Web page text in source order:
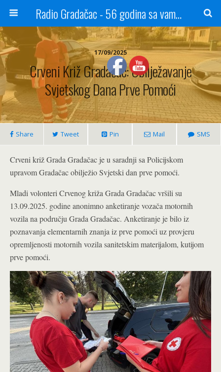
Radio Gradačac - 56 godina sa vama...
17/09/2025
Crveni Križ Gradačac: Obilježavanje
Svjetskog Dana Prve Pomoći
Share Tweet Pin Mail SMS
Crveni križ Grada Gradačac je u saradnji sa Policijskom
upravom Gradačac obilježio Svjetski dan prve pomoći.
Mladi volonteri Crvenog križa Grada Gradačac vršili su
13.09.2025. godine anonimno anketiranje vozača motornih
vozila na području Grada Gradačac. Anketiranje je bilo iz
poznavanja elementarnih znanja iz prve pomoći uz provjeru
opremljenosti motornih vozila sanitetskim materijalom, kutijom
prve pomoći.